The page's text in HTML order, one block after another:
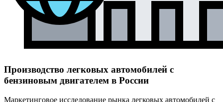
Производство легковых автомобилей с
бензиновым двигателем в России
Маркетинговое исследование рынка легковых автомобилей с